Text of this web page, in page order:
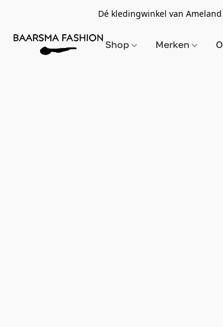
Dé kledingwinkel van
Shop Merken